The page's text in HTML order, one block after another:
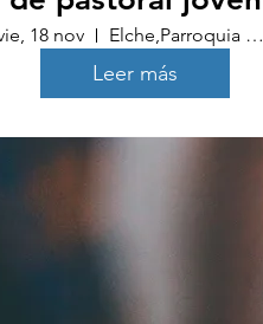
18 nov Elche,Parroquia Sagrado Corazón de Jesús
Leer más